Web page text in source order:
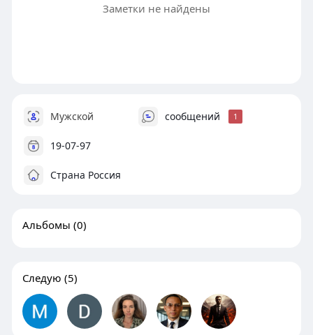
Заметки не найдены
Мужской сообщений 1
19-07-97
Страна Россия
Альбомы (0)
Следую (5)